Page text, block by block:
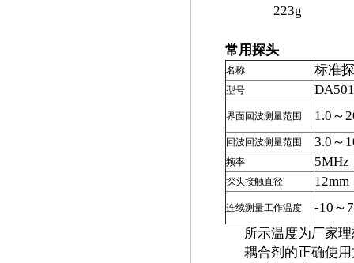
223g
常用探头
名称 标准
型号 DA501
界面回波测量范围 1.0～
回波回波测量范围 3.0～
频率 5MHz
探头接触直径 12mm
连续测量工作温度 -10～
所示温度为厂家
耦合剂的正确使